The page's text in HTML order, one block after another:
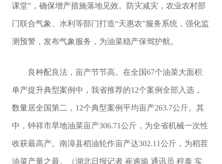
课堂”，确保增产措施落地见效。防灾减灾，农业农村部
门联合气象、水利等部门打造“天惠农”服务系统，强化监
测预警，发布气象服务，为油菜稳产保驾护航。
良种配良法，亩产节节高。在全国67个油菜大面积
单产提升典型案例中，我省推荐的12个案例全部入选，
数量居全国第二，12个典型案例平均亩产263.7公斤。其
中，钟祥市旱地油菜亩产306.71公斤，为全省机械一次性
收获最高产。南漳县稻油轮作亩产达302.11公斤，为稻茬
油菜产量之最。（湖北日报记者 崔逾瑜 通讯员 程泰 实